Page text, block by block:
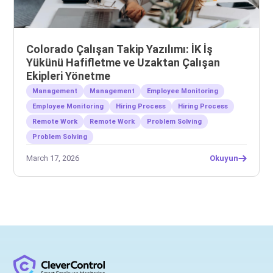
Colorado Çalışan Takip Yazılımı: İK İş
Yükünü Hafifletme ve Uzaktan Çalışan
Ekipleri Yönetme
Management Management
Employee Monitoring
Employee Monitoring
Hiring Process
Hiring Process
Remote Work
Remote Work
Problem Solving
Problem Solving
March 17, 2026 Okuyun